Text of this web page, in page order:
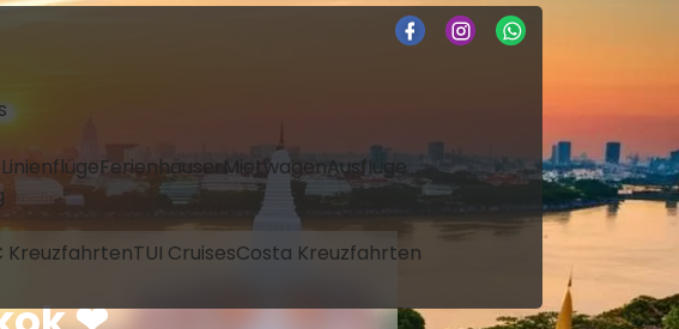
LinienflügeFerienhäuserMietwagenAusflüge
KreuzfahrtenTUI CruisesCosta Kreuzfahrten